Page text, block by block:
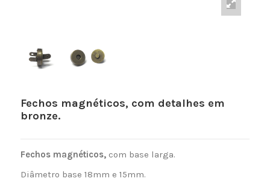
Fechos magnéticos, com detalhes em
bronze.
Fechos magnéticos, com base larga.
Diâmetro base 18mm e 15mm.